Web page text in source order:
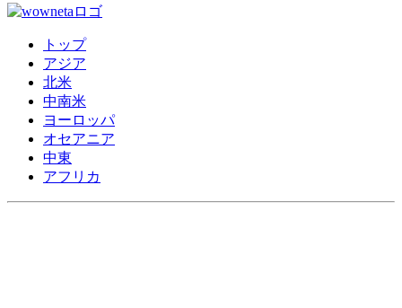
トップ
アジア
北米
中南米
ヨーロッパ
オセアニア
中東
アフリカ